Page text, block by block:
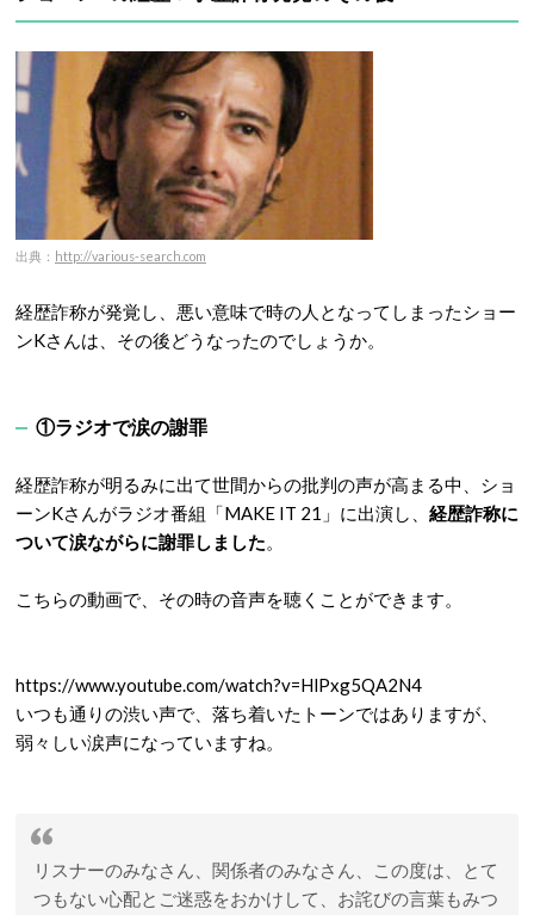
出典： http://various-search.com
経歴詐称が発覚し、悪い意味で時の人となってしまったショー
ンKさんは、その後どうなったのでしょうか。
①ラジオで涙の謝罪
経歴詐称が明るみに出て世間からの批判の声が高まる中、ショ
ーンKさんがラジオ番組「MAKE IT 21」に出演し、 経歴詐称に
ついて涙ながらに謝罪しました。
こちらの動画で、その時の音声を聴くことができます。
https://www.youtube.com/watch?v=HlPxg5QA2N4
いつも通りの渋い声で、落ち着いたトーンではありますが、
弱々しい涙声になっていますね。
リスナーのみなさん、関係者のみなさん、この度は、とて
つもない心配とご迷惑をおかけして、お詫びの言葉もみつ